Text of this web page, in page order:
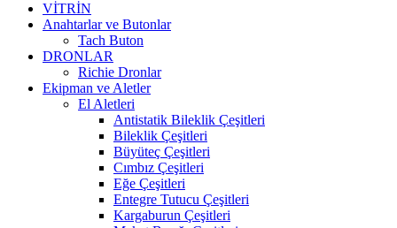
VİTRİN
Anahtarlar ve Butonlar
Tach Buton
DRONLAR
Richie Dronlar
Ekipman ve Aletler
El Aletleri
Antistatik Bileklik Çeşitleri
Bileklik Çeşitleri
Büyüteç Çeşitleri
Cımbız Çeşitleri
Eğe Çeşitleri
Entegre Tutucu Çeşitleri
Kargaburun Çeşitleri